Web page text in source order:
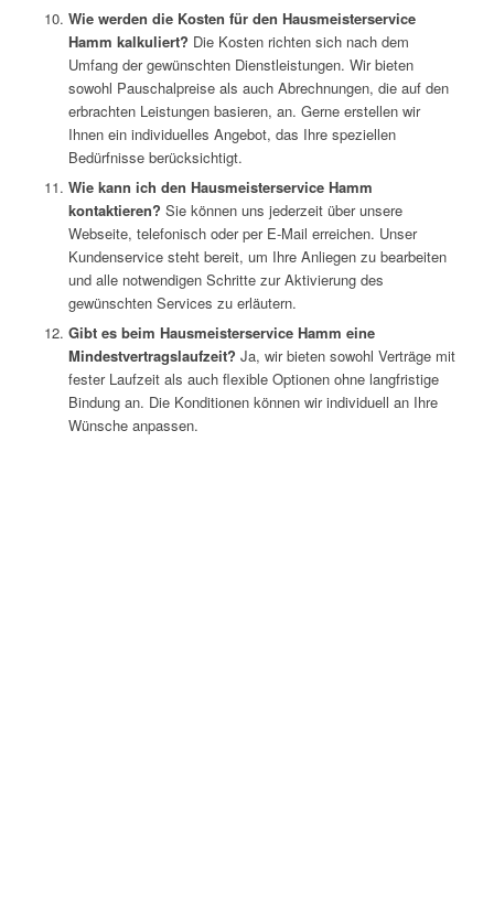
Wie werden die Kosten für den Hausmeisterservice
Hamm kalkuliert? Die Kosten richten sich nach dem
Umfang der gewünschten Dienstleistungen. Wir bieten
sowohl Pauschalpreise als auch Abrechnungen, die auf den
erbrachten Leistungen basieren, an. Gerne erstellen wir
Ihnen ein individuelles Angebot, das Ihre speziellen
Bedürfnisse berücksichtigt.
Wie kann ich den Hausmeisterservice Hamm
kontaktieren? Sie können uns jederzeit über unsere
Webseite, telefonisch oder per E-Mail erreichen. Unser
Kundenservice steht bereit, um Ihre Anliegen zu bearbeiten
und alle notwendigen Schritte zur Aktivierung des
gewünschten Services zu erläutern.
Gibt es beim Hausmeisterservice Hamm eine
Mindestvertragslaufzeit? Ja, wir bieten sowohl Verträge mit
fester Laufzeit als auch flexible Optionen ohne langfristige
Bindung an. Die Konditionen können wir individuell an Ihre
Wünsche anpassen.